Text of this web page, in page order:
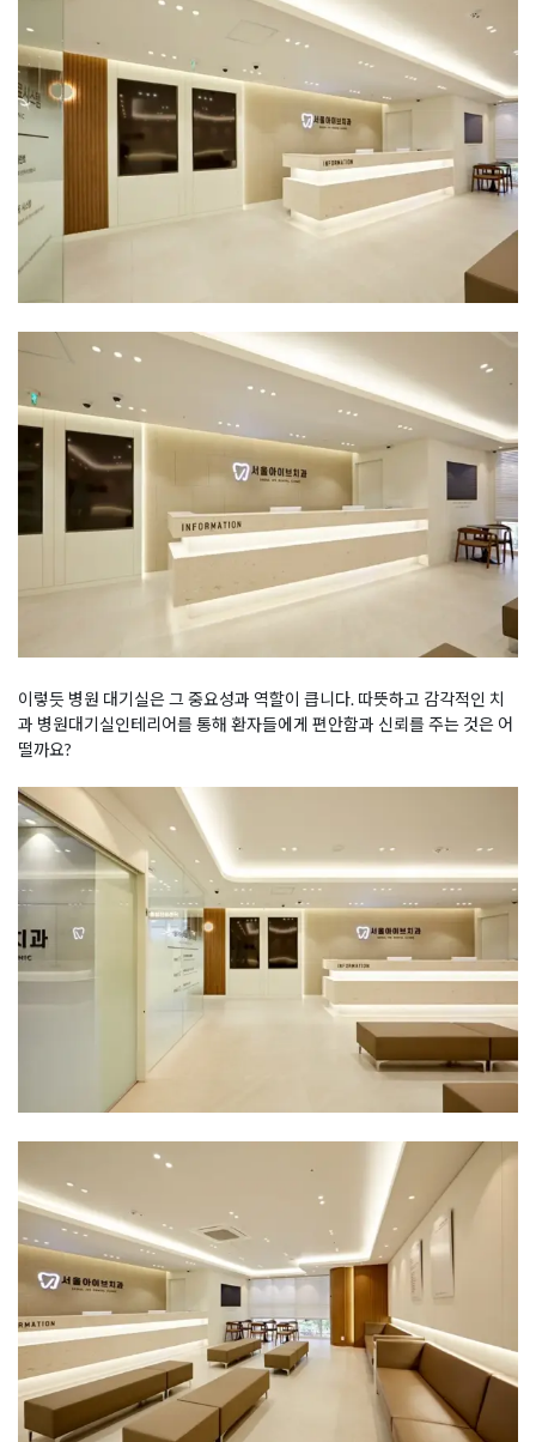
이렇듯 병원 대기실은 그 중요성과 역할이 큽니다. 따뜻하고 감각적인 치
과 병원대기실인테리어를 통해 환자들에게 편안함과 신뢰를 주는 것은 어
떨까요?